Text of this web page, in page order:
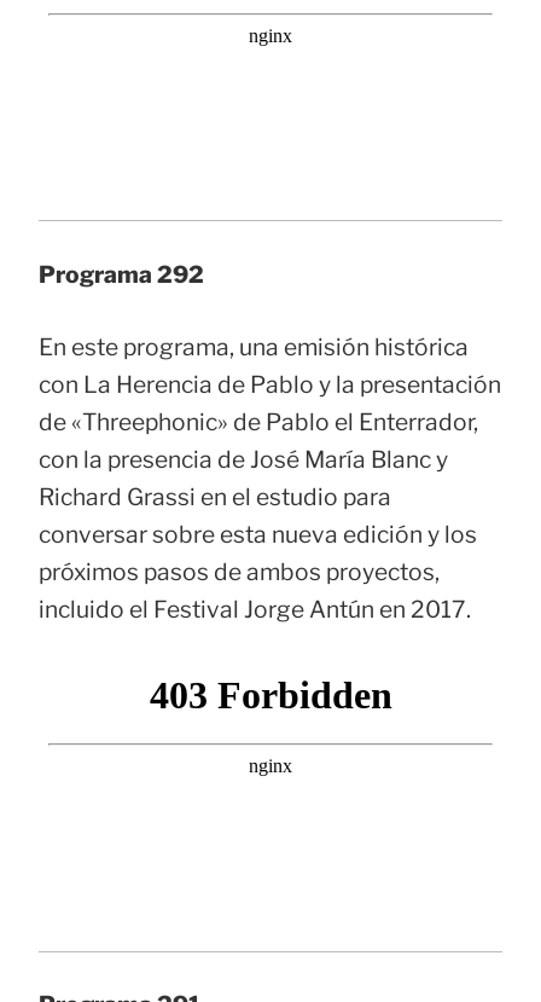
Programa 292
En este programa, una emisión histórica
con La Herencia de Pablo y la presentación
de «Threephonic» de Pablo el Enterrador,
con la presencia de José María Blanc y
Richard Grassi en el estudio para
conversar sobre esta nueva edición y los
próximos pasos de ambos proyectos,
incluido el Festival Jorge Antún en 2017.